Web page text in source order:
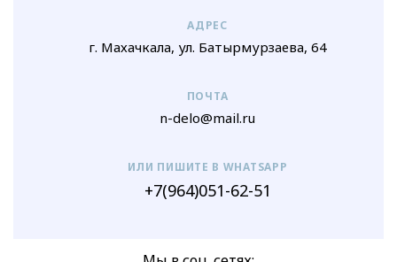
АДРЕС
г. Махачкала, ул. Батырмурзаева, 64
ПОЧТА
n-delo@mail.ru
ИЛИ ПИШИТЕ В WHATSAPP
+7(964)051-62-51